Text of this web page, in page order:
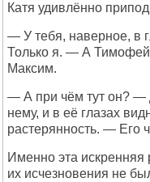
Катя удивлённо
— У тебя, наверное, в
Только я. — А
Максим.
— А при чём тут он? —
нему, и в её глазах
растерянность. — Его
Именно эта
их исчезновения не